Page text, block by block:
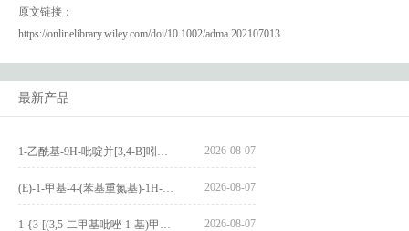
原文链接：
https://onlinelibrary.wiley.com/doi/10.1002/adma.202107013
最新产品
2026-08-07
2026-08-07
2026-08-07